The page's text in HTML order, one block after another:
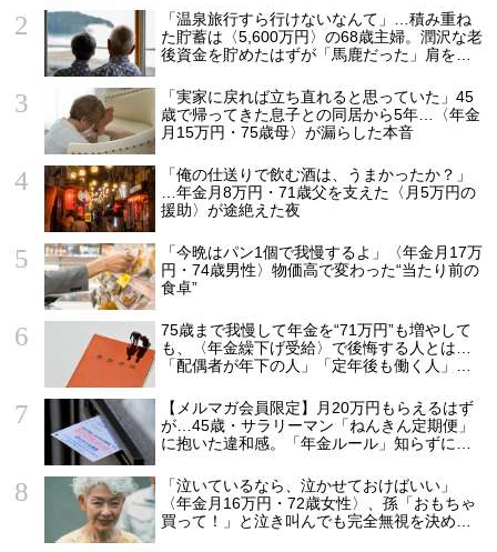
「温泉旅行すら行けないなんて」…積み重ね
た貯蓄は〈5,600万円〉の68歳主婦。潤沢な老
後資金を貯めたはずが「馬鹿だった」肩を落
「実家に戻れば立ち直れると思っていた」45
歳で帰ってきた息子との同居から5年…〈年金
月15万円・75歳母〉が漏らした本音
「俺の仕送りで飲む酒は、うまかったか？」
…年金月8万円・71歳父を支えた〈月5万円の
援助〉が途絶えた夜
「今晩はパン1個で我慢するよ」〈年金月17万
円・74歳男性〉物価高で変わった“当たり前の
食卓”
75歳まで我慢して年金を“71万円”も増やして
も、〈年金繰下げ受給〉で後悔する人とは…
「配偶者が年下の人」「定年後も働く人」
説】
【メルマガ会員限定】月20万円もらえるはず
が…45歳・サラリーマン「ねんきん定期便」
に抱いた違和感。「年金ルール」知らずにそ
額に唖然「何かの間違いでは？」
「泣いているなら、泣かせておけばいい」
〈年金月16万円・72歳女性〉、孫「おもちゃ
買って！」と泣き叫んでも完全無視を決め込